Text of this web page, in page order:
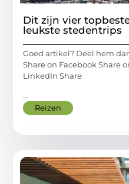
Dit zijn vier
leukste stedentrips
Goed artikel? Deel hem
Share on Facebook Share
LinkedIn Share
...
Reizen